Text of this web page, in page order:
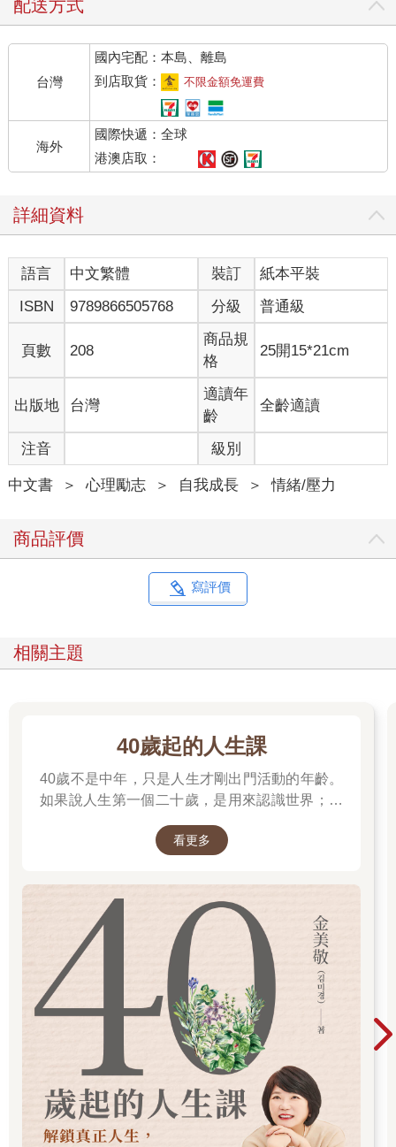
配送方式
台灣
國內宅配：本島、離島
到店取貨：
不限金額免運費
海外
國際快遞：全球
港澳店取：
詳細資料
語言 中文繁體 裝訂
紙本平裝
ISBN
9789866505768 分級 普通級
頁數 208
商品規
格
25開15*21cm
出版地 台灣
適讀年
齡
全齡適讀
注音 級別
中文書 ＞ 心理勵志 ＞ 自我成長 ＞ 情緒/壓力
商品評價
寫評價
相關主題
40歲起的人生課
40歲不是中年，只是人生才剛出門活動的年齡。
如果說人生第一個二十歲，是用來認識世界；人
看更多